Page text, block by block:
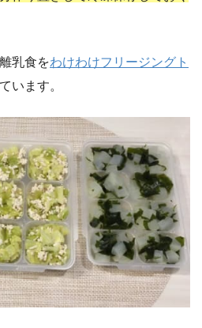
乳食をわけわけフリージングト
います。